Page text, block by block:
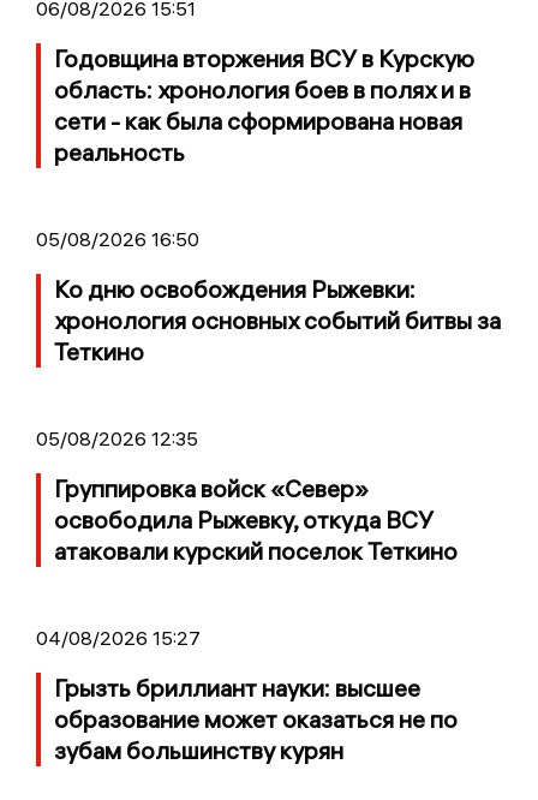
06/08/2026 15:51
Годовщина вторжения ВСУ в Курскую
область: хронология боев в полях и в
сети - как была сформирована новая
реальность
05/08/2026 16:50
Ко дню освобождения Рыжевки:
хронология основных событий битвы за
Теткино
05/08/2026 12:35
Группировка войск «Север»
освободила Рыжевку, откуда ВСУ
атаковали курский поселок Теткино
04/08/2026 15:27
Грызть бриллиант науки: высшее
образование может оказаться не по
зубам большинству курян